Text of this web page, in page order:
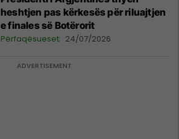
heshtjen pas kërkesës për riluajtjen
e finales së Botërorit
Përfaqësueset 24/07/2026